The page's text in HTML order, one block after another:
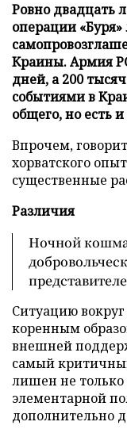
Ровно двадцать
операции
Краины. Армия
дней, а 200
событиями в
общего, но есть
Впрочем,
хорватского
существенные
Различия
Ночной
Ситуацию
коренным
внешней
самый
лишен не только
элементарной
дополнительно